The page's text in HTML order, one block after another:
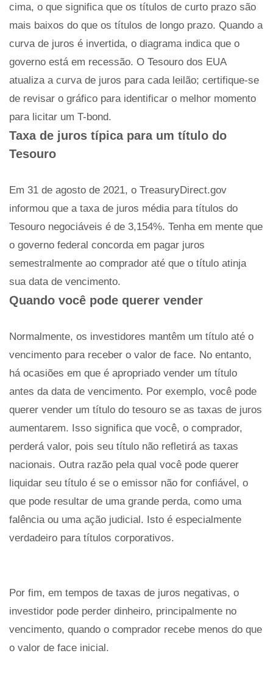
cima, o que significa que os títulos de curto prazo são
mais baixos do que os títulos de longo prazo. Quando a
curva de juros é invertida, o diagrama indica que o
governo está em recessão. O Tesouro dos EUA
atualiza a curva de juros para cada leilão; certifique-se
de revisar o gráfico para identificar o melhor momento
para licitar um T-bond.
Taxa de juros típica para um título do
Tesouro
Em 31 de agosto de 2021, o TreasuryDirect.gov
informou que a taxa de juros média para títulos do
Tesouro negociáveis ​​é de 3,154%. Tenha em mente que
o governo federal concorda em pagar juros
semestralmente ao comprador até que o título atinja
sua data de vencimento.
Quando você pode querer vender
Normalmente, os investidores mantêm um título até o
vencimento para receber o valor de face. No entanto,
há ocasiões em que é apropriado vender um título
antes da data de vencimento. Por exemplo, você pode
querer vender um título do tesouro se as taxas de juros
aumentarem. Isso significa que você, o comprador,
perderá valor, pois seu título não refletirá as taxas
nacionais. Outra razão pela qual você pode querer
liquidar seu título é se o emissor não for confiável, o
que pode resultar de uma grande perda, como uma
falência ou uma ação judicial. Isto é especialmente
verdadeiro para títulos corporativos.
Por fim, em tempos de taxas de juros negativas, o
investidor pode perder dinheiro, principalmente no
vencimento, quando o comprador recebe menos do que
o valor de face inicial.